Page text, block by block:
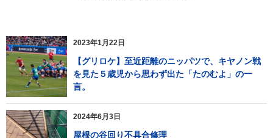
2023年1月22日
【グリロケ】至近距離のニッパツで、キヤノン戦
を見た５歳児から思わず出た「たのむよ」の一
言。
2024年6月3日
屋根の谷回り不具合修理